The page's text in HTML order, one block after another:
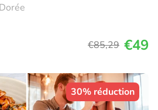
€85,29 €49
30% réduction